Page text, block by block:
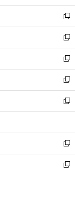
開
く
ウ
で
開
く
ン
ド
ウ
で
開
く
ウ
ィ
ン
ド
ウ
で
開
く
新
し
い
ウ
ィ
ン
ド
ウ
で
開
新
し
い
ウ
ィ
ン
ド
ウ
開
く
新
し
い
ウ
ィ
ン
ウ
で
開
く
新
し
い
ウ
ン
ド
ウ
で
新
し
ウ
ィ
ン
ド
開
新
し
い
ン
新
ウ